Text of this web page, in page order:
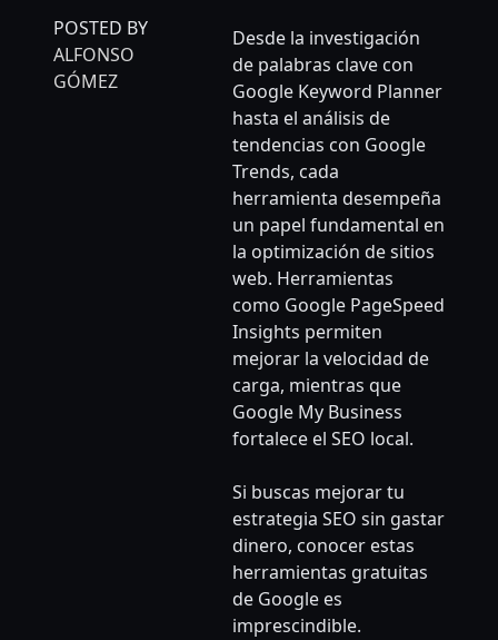
POSTED BY
ALFONSO
GÓMEZ
Desde la investigación
de palabras clave con
Google Keyword Planner
hasta el análisis de
tendencias con Google
Trends, cada
herramienta desempeña
un papel fundamental en
la optimización de sitios
web. Herramientas
como Google PageSpeed
Insights permiten
mejorar la velocidad de
carga, mientras que
Google My Business
fortalece el SEO local.
Si buscas mejorar tu
estrategia SEO sin gastar
dinero, conocer estas
herramientas gratuitas
de Google es
imprescindible.